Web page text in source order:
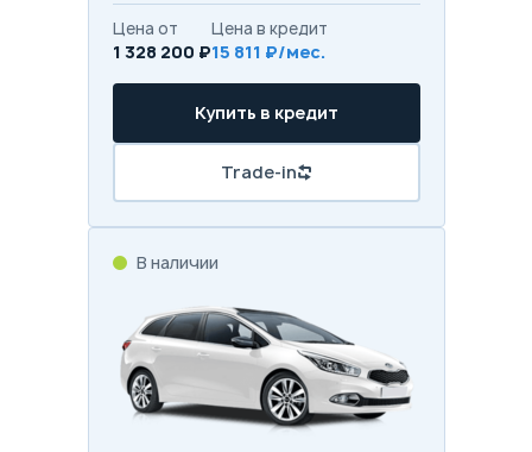
Цена от
1 328 200 ₽
Цена в кредит
15 811 ₽/мес.
Купить в кредит
Trade-in
В наличии